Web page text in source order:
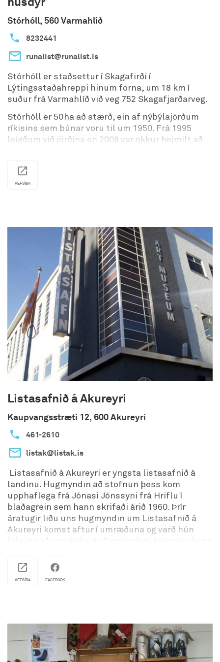
Opnunartími 01/05 - 30/09 Betra er að hringja á
undan sér.
Ath.
hægt að opna með litlum fyrirvara að
vetrinum, ef haft er samband.
Stórhóll, 560 Varmahlíð
8232441
runalist@runalist.is
Stórhóll er staðsettur í Skagafirði í
Lýtingsstaðahreppi hinum forna, um 18 km í
suður frá Varmahlíð við veg 752 Skagafjarðarveg.
Stórhóll er 50ha að stærð, ein af nýbýlajörðum
ríkisins sem búnar voru til um 1950. Frá 1995
leigðum við jörðina en 2008 var okkur heimilt að
árum seinna er bústofninn 120 ær, gemlingar og
hrútar 30 geitur og hafrar, rúmlega 30 hross,
byggðir voru svo saman en þar er nú Rúnalist
Gallerí, vinnustofa og lítil búð þar sem selt er
handverk og afurðir búsins, kjöt og egg Beint frá
Býli en við erum einnig félagar í þeim samtökum.
Við erum einnig í Opnum Landbúnaði og tökum á
móti fólki til að skoða og fræðast um dýrin, gegn
vægu gjaldi.
VEFSÍÐA
Listasafnið á Akureyri
Kaupvangsstræti 12, 600 Akureyri
461-2610
listak@listak.is
Listasafnið á Akureyri er yngsta listasafnið á
landinu. Hugmyndin að stofnun þess kom
upphaflega frá Jónasi Jónssyni frá Hriflu í
blaðagrein sem hann skrifaði árið 1960. Þrír
áratugir liðu uns hugmyndin um Listasafnið á
Akureyri komst aftur í umræðuna og varð hún
þar sem áður var Mjólkursamlag KEA, en
byggingin er undir sterkum áhrifum frá Bauhaus-
Listasafnið á Akureyri leggur áherslu á að virkja
sem flesta til þátttöku, að fræða almenning um
VEFSÍÐA FACEBOOK